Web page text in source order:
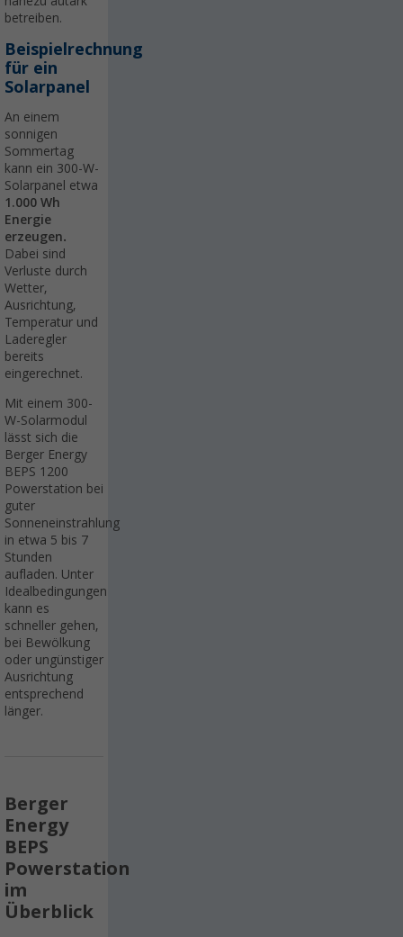
betreiben.
Beispielrechnung
für ein
Solarpanel
An einem
sonnigen
Sommertag
kann ein 300-W-
Solarpanel etwa
1.000 Wh
Energie
erzeugen.
Dabei sind
Verluste durch
Wetter,
Ausrichtung,
Temperatur und
Laderegler
bereits
eingerechnet.
Mit einem 300-
W-Solarmodul
lässt sich die
Berger Energy
BEPS 1200
Powerstation bei
guter
Sonneneinstrahlung
in etwa 5 bis 7
Stunden
aufladen. Unter
Idealbedingungen
kann es
schneller gehen,
bei Bewölkung
oder ungünstiger
Ausrichtung
entsprechend
länger.
Berger
Energy
BEPS
Powerstation
im
Überblick